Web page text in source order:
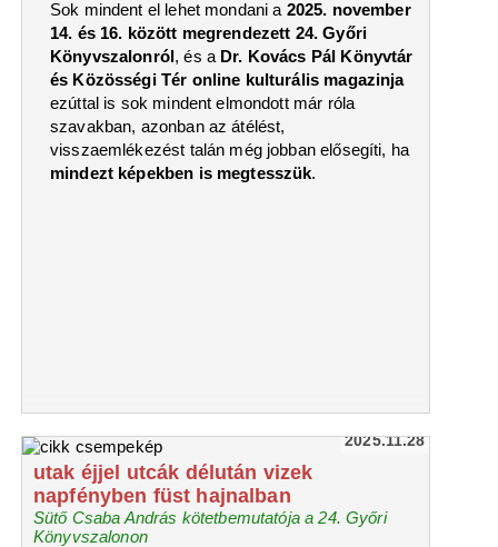
Sok mindent el lehet mondani a 2025. november
14. és 16. között megrendezett 24. Győri
Könyvszalonról, és a Dr. Kovács Pál Könyvtár
és Közösségi Tér online kulturális magazinja
ezúttal is sok mindent elmondott már róla
szavakban, azonban az átélést,
visszaemlékezést talán még jobban elősegíti, ha
mindezt képekben is megtesszük.
2025.11.28
utak éjjel utcák délután vizek
napfényben füst hajnalban
Sütő Csaba András kötetbemutatója a 24. Győri
Könyvszalonon